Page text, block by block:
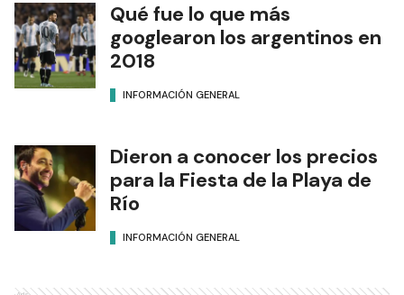
Qué fue lo que más
googlearon los argentinos en
2018
INFORMACIÓN GENERAL
Dieron a conocer los precios
para la Fiesta de la Playa de
Río
INFORMACIÓN GENERAL